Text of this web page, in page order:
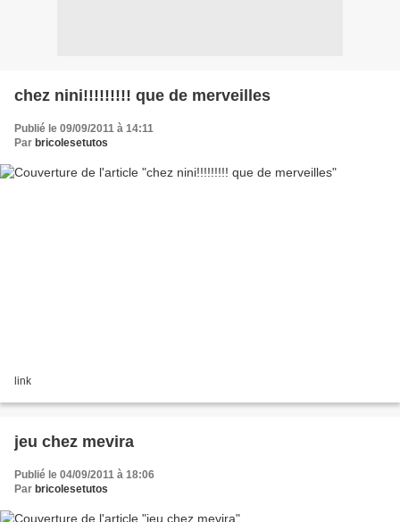
chez nini!!!!!!!!! que de merveilles
Publié le 09/09/2011 à 14:11
Par bricolesetutos
link
jeu chez mevira
Publié le 04/09/2011 à 18:06
Par bricolesetutos